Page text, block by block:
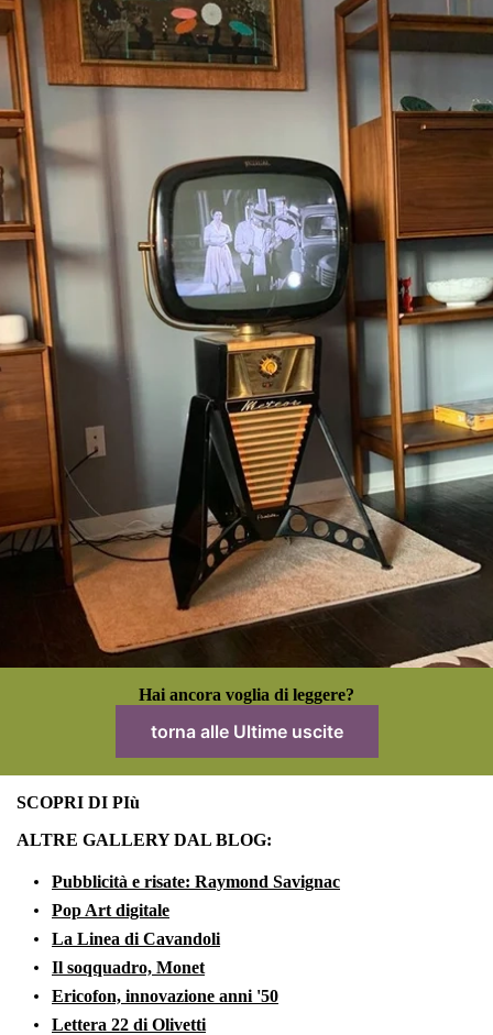
Hai ancora voglia di leggere?
torna alle Ultime uscite
SCOPRI DI PIù
ALTRE GALLERY DAL BLOG:
Pubblicità e risate: Raymond Savignac
Pop Art digitale
La Linea di Cavandoli
Il soqquadro, Monet
Ericofon, innovazione anni '50
Lettera 22 di Olivetti